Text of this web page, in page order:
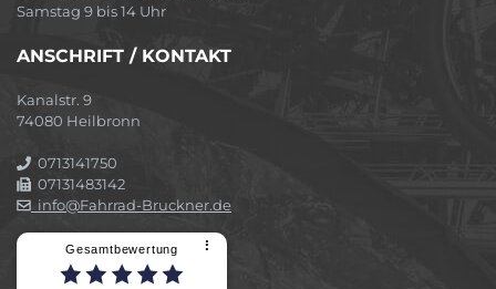
Samstag 9 bis 14 Uhr
ANSCHRIFT / KONTAKT
Kanalstr. 9
74080 Heilbronn
0713141750
07131483142
info@Fahrrad-Bruckner.de
Gesamtbewertung ⠇